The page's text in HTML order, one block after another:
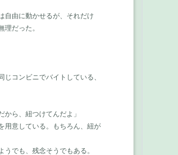
自由に動かせるが、それだけ
だった。
コンビニでバイトしている、
から、紐つけてんだよ」
用意している。もちろん、紐が
でも、残念そうでもある。